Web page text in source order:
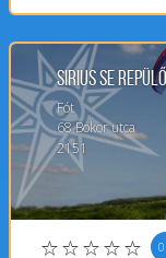
Sirius SE
Fót
68Bokor utca
2151